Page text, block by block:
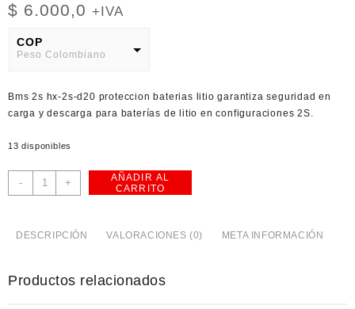
$ 6.000,0 +IVA
COP
Peso Colombiano
American Dollar
Bms 2s hx-2s-d20 proteccion baterias litio garantiza seguridad en
carga y descarga para baterías de litio en configuraciones 2S.
13 disponibles
-
BMS
2S
para
+
AÑADIR AL
CARRITO
DESCRIPCIÓN VALORACIONES (0) META INFORMACIÓN
Productos relacionados